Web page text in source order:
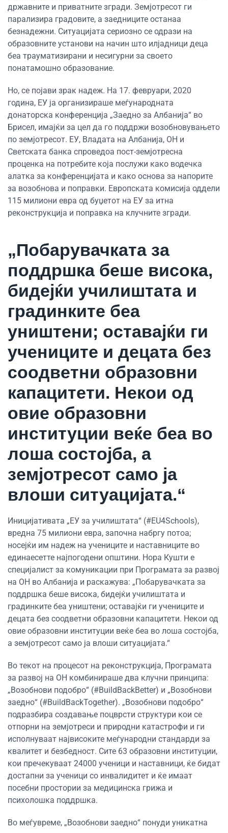
државните и приватните згради. Земјотресот ги
парализира градовите, а заедниците останаа
безнадежни. Ситуацијата сериозно се одрази на
образовните установи на начин што илјадници деца
беа трауматизирани и несигурни за своето
понатамошно образование.
Но, се појави зрак надеж. На 17. февруари, 2020
година, ЕУ ја организираше меѓународната
донаторска конференција „Заедно за Албанија“ во
Брисел, имајќи за цел да го поддржи возобновувањето
по земјотресот. ЕУ, Владата на Албанија, ОН и
Светската банка спроведоа пост-земјотресна
проценка на потребите која послужи како водечка
алатка за конференцијата и како основа за напорите
за возобнова и поправки. Европската комисија оддели
115 милиони евра од буџетот на ЕУ за итна
реконструкција и поправка на клучните згради.
„Побарувачката за
поддршка беше висока,
бидејќи училиштата и
градинките беа
уништени; оставајќи ги
учениците и децата без
соодветни образовни
капацитети. Некои од
овие образовни
институции веќе беа во
лоша состојба, а
земјотресот само ја
влоши ситуацијата.“
Иницијативата „ЕУ за училиштата“ (#EU4Schools),
вредна 75 милиони евра, започна набргу потоа;
носејќи им надеж на учениците и наставниците во
единаесетте најпогодени општини. Нора Кушти е
специјалист за комуникации при Програмата за развој
на ОН во Албанија и раскажува: „Побарувачката за
поддршка беше висока, бидејќи училиштата и
градинките беа уништени; оставајќи ги учениците и
децата без соодветни образовни капацитети. Некои од
овие образовни институции веќе беа во лоша состојба,
а земјотресот само ја влоши ситуацијата.“
Во текот на процесот на реконструкција, Програмата
за развој на ОН комбинираше два клучни принципа:
„Возобнови подобро“ (#BuildBackBetter) и „Возобнови
заедно“ (#BuildBackTogether). „Возобнови подобро“
подразбира создавање поцврсти структури кои се
отпорни на земјотреси и природни катастрофи и ги
исполнуваат највисоките меѓународни стандарди за
квалитет и безбедност. Сите 63 образовни институции,
кои пречекуваат 24000 ученици и наставници, ќе бидат
достапни за ученици со инвалидитет и ќе имаат
посебни простории за медицинска грижа и
психолошка поддршка.
Во меѓувреме, „Возобнови заедно“ понуди уникатна